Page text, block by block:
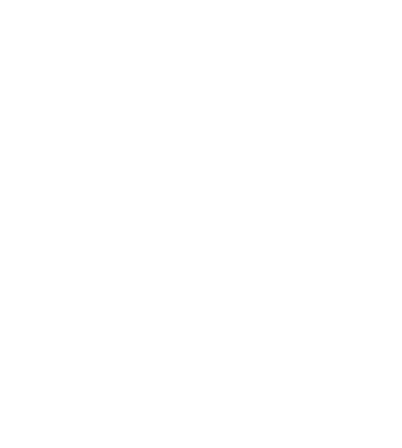
комфорт и терморегуляцию.